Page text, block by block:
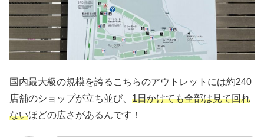
国内最大級の規模を誇るこちらのアウトレットには約240
店舗のショップが立ち並び、 1日かけても全部は見て回れ
ないほどの広さがあるんです！